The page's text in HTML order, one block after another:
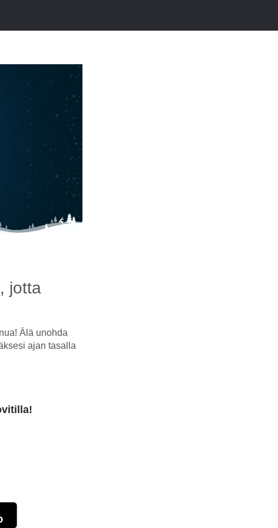
jotta
Älä unohda
ajan tasalla